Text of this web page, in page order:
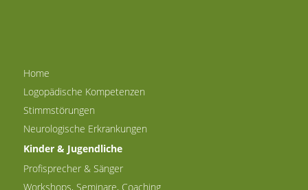
Home
Logopädische Kompetenzen
Stimmstörungen
Neurologische Erkrankungen
Kinder & Jugendliche
Profisprecher & Sänger
Workshops, Seminare, Coaching